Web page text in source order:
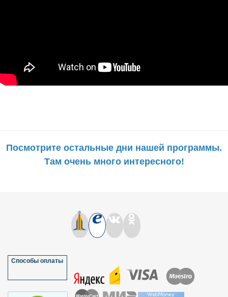
Посмотрите остальные дни нашей программы.
Там очень много интересного!
Способы оплаты